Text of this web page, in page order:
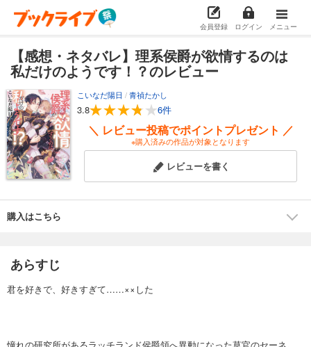
会員登録 ログイン メニュー
【感想・ネタバレ】理系侯爵が欲情するのは
私だけのようです！？のレビュー
こいなだ陽日 /青禎たかし
3.8 6件
＼ レビュー投稿でポイントプレゼント ／
※購入済みの作品が対象となります
レビューを書く
購入はこちら
あらすじ
君を好きで、好きすぎて……××した